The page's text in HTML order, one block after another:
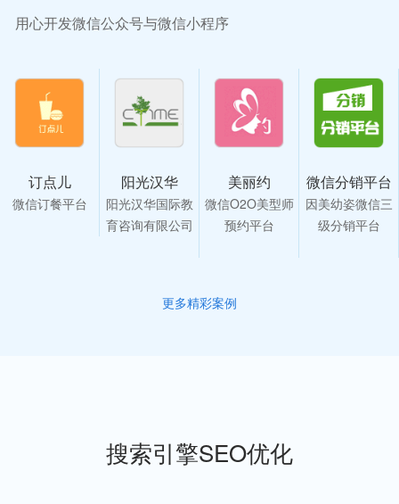
用心开发微信公众号与微信小程序
订点儿
微信订餐平台
阳光汉华
阳光汉华国际教
育咨询有限公司
美丽约
微信O2O美型师
预约平台
微信分销平台
因美幼姿微信三
级分销平台
更多精彩案例
搜索引擎SEO优化